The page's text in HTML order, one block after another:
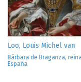
Loo, Louis Michel van
Bárbara de Braganza,
España